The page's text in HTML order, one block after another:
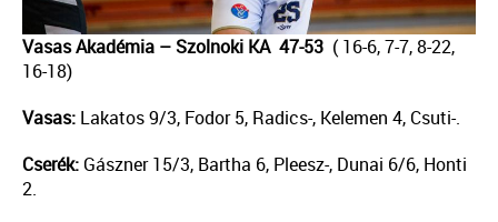
Vasas Akadémia – Szolnoki KA 47-53 ( 16-6, 7-7, 8-22,
16-18)
Vasas: Lakatos 9/3, Fodor 5, Radics-, Kelemen 4, Csuti-.
Cserék: Gászner 15/3, Bartha 6, Pleesz-, Dunai 6/6, Honti
2.